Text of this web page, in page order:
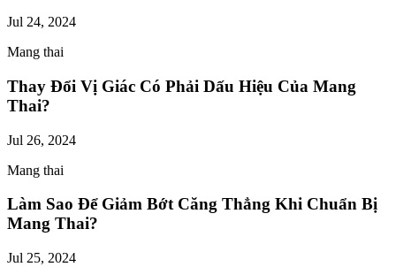
Jul 24, 2024
Mang thai
Thay Đổi Vị Giác Có Phải Dấu Hiệu Của Mang
Thai?
Jul 26, 2024
Mang thai
Làm Sao Để Giảm Bớt Căng Thẳng Khi Chuẩn Bị
Mang Thai?
Jul 25, 2024